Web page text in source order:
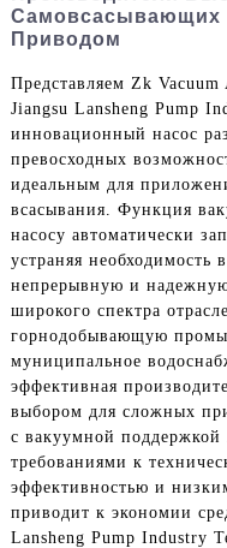
Самовсасывающих
Приводом
Представляем Zk Vacuum
Jiangsu Lansheng Pump
инновационный насос
превосходных
идеальным для
всасывания. Функция
насосу автоматически
устраняя необходимость
непрерывную и
широкого спектра
горнодобывающую
муниципальное
эффективная
выбором для сложных
с вакуумной
требованиями к
эффективностью и
приводит к экономии
Lansheng Pump Industry